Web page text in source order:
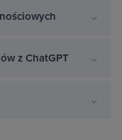
z ChatGPT